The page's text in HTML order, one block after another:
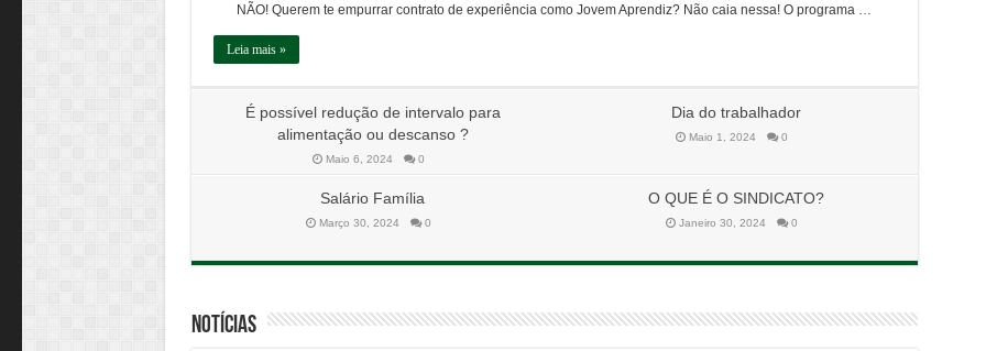
NÃO! Querem te empurrar contrato de experiência como Jovem Aprendiz? Não caia nessa! O programa …
Leia mais »
É possível redução de intervalo para
alimentação ou descanso ?
Maio 6, 2024 0
Dia do trabalhador
Maio 1, 2024 0
Salário Família
Março 30, 2024 0
O QUE É O SINDICATO?
Janeiro 30, 2024 0
Notícias